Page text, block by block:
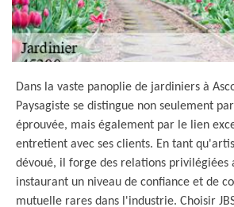
Dans la vaste panoplie de jardiniers à
Paysagiste se distingue non seulement
éprouvée, mais également par le lien
entretient avec ses clients. En tant
dévoué, il forge des relations privilégiées
instaurant un niveau de confiance et de
mutuelle rares dans l'industrie. Choisir